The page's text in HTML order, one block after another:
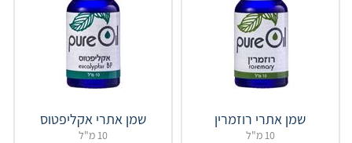
שמן אתרי רוזמרין
10 מ"ל
שמן אתרי אקליפטוס
10 מ"ל